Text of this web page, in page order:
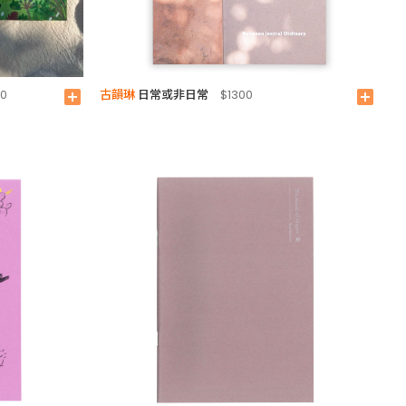
add_box 古韻琳 日常或非日常 $1300 add_box